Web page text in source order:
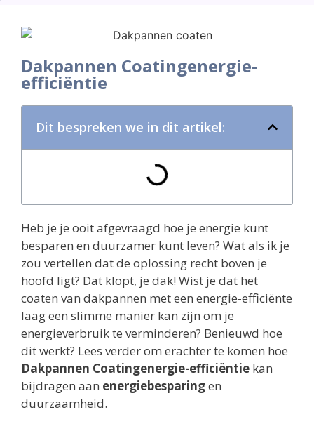
Dakpannen Coatingenergie-
efficiëntie
Dit bespreken we in dit artikel:
Heb je je ooit afgevraagd hoe je energie kunt
besparen en duurzamer kunt leven? Wat als ik je
zou vertellen dat de oplossing recht boven je
hoofd ligt? Dat klopt, je dak! Wist je dat het
coaten van dakpannen met een energie-efficiënte
laag een slimme manier kan zijn om je
energieverbruik te verminderen? Benieuwd hoe
dit werkt? Lees verder om erachter te komen hoe
Dakpannen Coatingenergie-efficiëntie kan
bijdragen aan energiebesparingen
duurzaamheid.